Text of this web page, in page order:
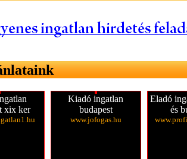
xix ker
Kiadó ingatlan
budapest
www.jofogas.hu
Eladó
és